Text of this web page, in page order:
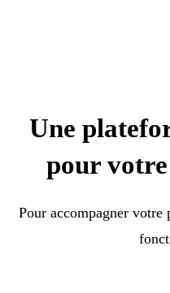
Une
pour
Pour accompagner votre